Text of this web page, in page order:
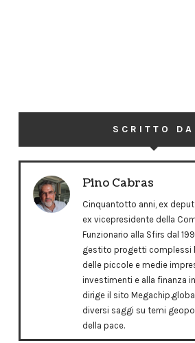
SCRITTO DA
Pino Cabras
Cinquantotto anni, ex
ex vicepresidente della
Funzionario alla Sfirs dal
gestito progetti complessi
delle piccole e medie
investimenti e alla finanza
dirige il sito
diversi saggi su temi
della pace.